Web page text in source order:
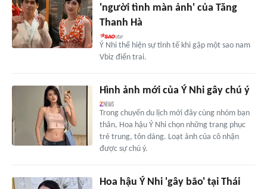
'người tình màn ảnh' của Tăng
Thanh Hà
Ý Nhi thể hiện sự tinh tế khi gặp một sao nam
Vbiz điển trai.
Hình ảnh mới của Ý Nhi gây chú ý
Trong chuyến du lịch mới đây cùng nhóm bạn
thân, Hoa hậu Ý Nhi chọn những trang phục
trẻ trung, tôn dáng. Loạt ảnh của cô nhận
được sự chú ý.
Hoa hậu Ý Nhi 'gây bão' tại Thái